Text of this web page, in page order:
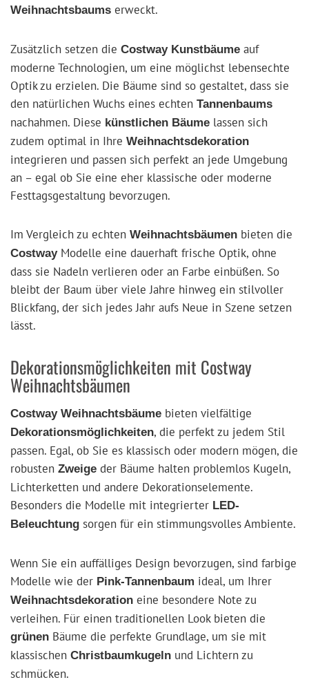
Weihnachtsbaums erweckt.
Zusätzlich setzen die Costway Kunstbäume auf
moderne Technologien, um eine möglichst lebensechte
Optik zu erzielen. Die Bäume sind so gestaltet, dass sie
den natürlichen Wuchs eines echten Tannenbaums
nachahmen. Diese künstlichen Bäume lassen sich
zudem optimal in Ihre Weihnachtsdekoration
integrieren und passen sich perfekt an jede Umgebung
an – egal ob Sie eine eher klassische oder moderne
Festtagsgestaltung bevorzugen.
Im Vergleich zu echten Weihnachtsbäumen bieten die
CostwayModelle eine dauerhaft frische Optik, ohne
dass sie Nadeln verlieren oder an Farbe einbüßen. So
bleibt der Baum über viele Jahre hinweg ein stilvoller
Blickfang, der sich jedes Jahr aufs Neue in Szene setzen
lässt.
Dekorationsmöglichkeiten mit Costway
Weihnachtsbäumen
Costway Weihnachtsbäume bieten vielfältige
Dekorationsmöglichkeiten, die perfekt zu jedem Stil
passen. Egal, ob Sie es klassisch oder modern mögen, die
robusten Zweige der Bäume halten problemlos Kugeln,
Lichterketten und andere Dekorationselemente.
Besonders die Modelle mit integrierter LED-
Beleuchtung sorgen für ein stimmungsvolles Ambiente.
Wenn Sie ein auffälliges Design bevorzugen, sind farbige
Modelle wie der Pink-Tannenbaum ideal, um Ihrer
Weihnachtsdekoration eine besondere Note zu
verleihen. Für einen traditionellen Look bieten die
grünen Bäume die perfekte Grundlage, um sie mit
klassischen Christbaumkugeln und Lichtern zu
schmücken.